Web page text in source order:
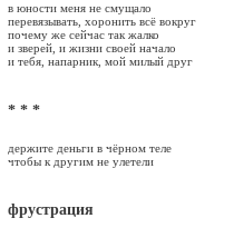
в юности меня не смущало
перевязывать, хоронить всё вокруг
почему же сейчас так жалко
и зверей, и жизни своей начало
и тебя, напарник, мой милый друг
* * *
держите деньги в чёрном теле
чтобы к другим не улетели
фрустрация